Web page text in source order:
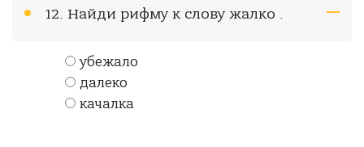
12. Найди рифму к слову жалко .
убежало
далеко
качалка